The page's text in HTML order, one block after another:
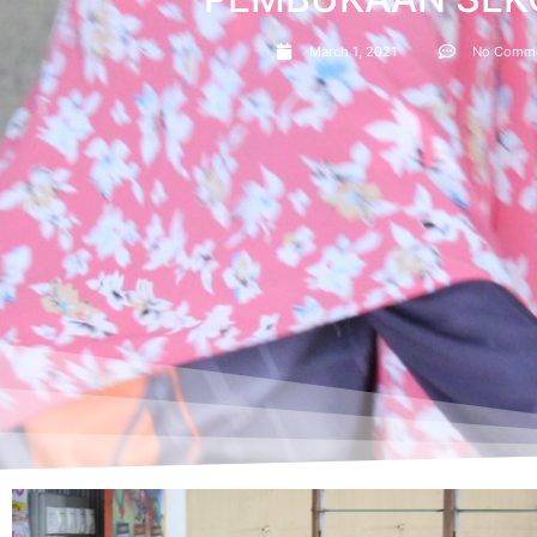
March 1, 2021 No